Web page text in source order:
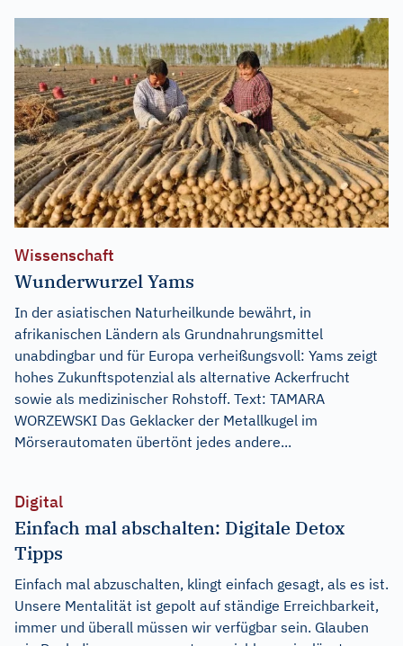
Wissenschaft
Wunderwurzel Yams
In der asiatischen Naturheilkunde bewährt, in
afrikanischen Ländern als Grundnahrungsmittel
unabdingbar und für Europa verheißungsvoll: Yams zeigt
hohes Zukunftspotenzial als alternative Ackerfrucht
sowie als medizinischer Rohstoff. Text: TAMARA
WORZEWSKI Das Geklacker der Metallkugel im
Mörserautomaten übertönt jedes andere...
Digital
Einfach mal abschalten: Digitale Detox
Tipps
Einfach mal abzuschalten, klingt einfach gesagt, als es ist.
Unsere Mentalität ist gepolt auf ständige Erreichbarkeit,
immer und überall müssen wir verfügbar sein. Glauben